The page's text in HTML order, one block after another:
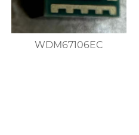
WDM67106EC